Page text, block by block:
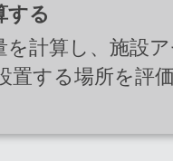
する
を計算し、施設
する場所を評価